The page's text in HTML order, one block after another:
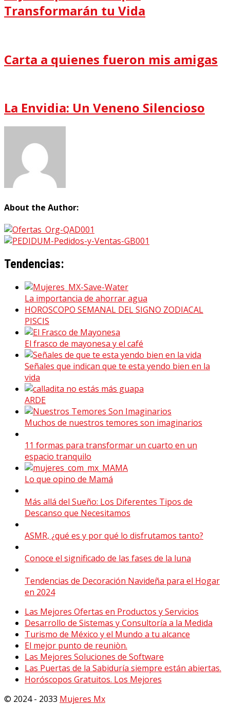
Transformarán tu Vida
Carta a quienes fueron mis amigas
La Envidia: Un Veneno Silencioso
About the Author:
Tendencias:
La importancia de ahorrar agua
HOROSCOPO SEMANAL DEL SIGNO ZODIACAL
PISCIS
El frasco de mayonesa y el café
Señales que indican que te esta yendo bien en la
vida
ARDE
Muchos de nuestros temores son imaginarios
11 formas para transformar un cuarto en un
espacio tranquilo
Lo que opino de Mamá
Más allá del Sueño: Los Diferentes Tipos de
Descanso que Necesitamos
ASMR, ¿qué es y por qué lo disfrutamos tanto?
Conoce el significado de las fases de la luna
Tendencias de Decoración Navideña para el Hogar
en 2024
Las Mejores Ofertas en Productos y Servicios
Desarrollo de Sistemas y Consultoría a la Medida
Turismo de México y el Mundo a tu alcance
El mejor punto de reuniòn.
Las Mejores Soluciones de Software
Las Puertas de la Sabiduría siempre están abiertas.
Horóscopos Gratuitos. Los Mejores
© 2024 - 2033 Mujeres Mx